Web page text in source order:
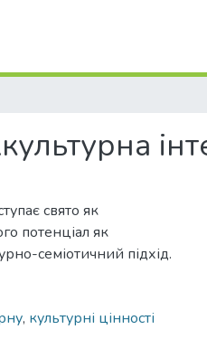
свято як
потенціал як
семіотичний підхід.
, культурні цінності